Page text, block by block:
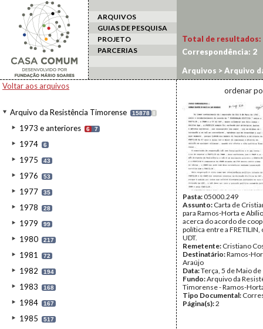
ARQUIVOS
GUIAS DE PESQUISA
PROJETO
PARCERIAS
Voltar aos arquivos
Arquivo da Resistência Timorense 15878 I
1973 e anteriores 6 7
1974 6
1975 43
1976 53
1977 35
1978 28
1979 99
1980 217
1981 72
1982 194
1983 168
1984 167
1985 517
Total de resultados:
Correspondência: 2
Arquivos >Arquivo
ordenar
Pasta:05000.249
Assunto: Carta de
para Ramos-Horta e
acerca do acordo de
política entre a FRETILIN,
UDT.
Remetente: Cristiano
Destinatário:Ramos-
Araújo
Data:Terça, 5 de Maio
Fundo:Arquivo da
Timorense - Ramos-
Tipo Documental:
Página(s):2